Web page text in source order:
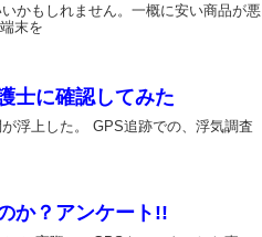
ですね。こわっ
ざいます。
すね！性能もいいと思いま
工夫すればバッグにいけそ
動丸見えです。
かもしれません。一概に安い商品が悪
末を
士に確認してみた
浮上した。 GPS追跡での、浮気調査
か？アンケート!!